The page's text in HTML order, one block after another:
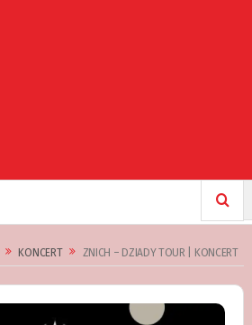
KONCERT ZNICH – DZIADY TOUR | KONCERT